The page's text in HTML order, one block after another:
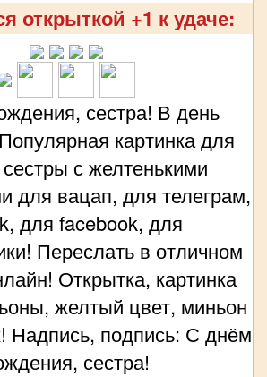
открыткой +1 к удаче:
сестра! В день
картинка для
с желтенькими
для вацап, для телеграм,
для facebook, для
Переслать в отличном
Открытка, картинка
желтый цвет, миньон
Надпись, подпись: С днём
сестра!